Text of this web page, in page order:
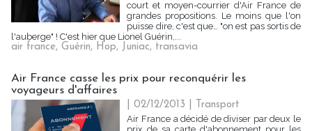
court et moyen-courrier d'Air France de
grandes propositions. Le moins que l'on
puisse dire, c'est que… "on est pas sortis de
l'auberge" ! C'est hier que Lionel Guérin,...
air france, Guérin, Hop, Juniac, transavia
Air France casse les prix pour reconquérir les
voyageurs d'affaires
| 02/12/2013
Transport
Air France a décidé de diviser par deux le